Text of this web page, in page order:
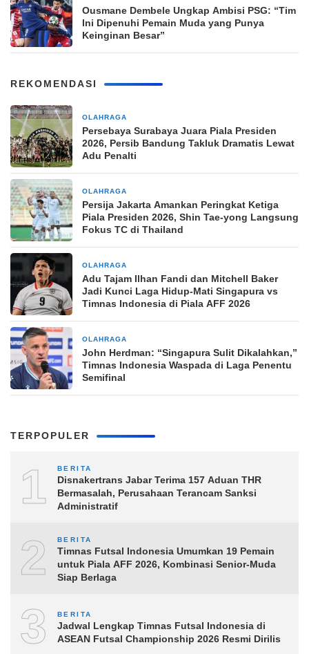
Ousmane Dembele Ungkap Ambisi PSG: “Tim
Ini Dipenuhi Pemain Muda yang Punya
Keinginan Besar”
REKOMENDASI
OLAHRAGA
Persebaya Surabaya Juara Piala Presiden
2026, Persib Bandung Takluk Dramatis Lewat
Adu Penalti
OLAHRAGA
Persija Jakarta Amankan Peringkat Ketiga
Piala Presiden 2026, Shin Tae-yong Langsung
Fokus TC di Thailand
OLAHRAGA
Adu Tajam Ilhan Fandi dan Mitchell Baker
Jadi Kunci Laga Hidup-Mati Singapura vs
Timnas Indonesia di Piala AFF 2026
OLAHRAGA
John Herdman: “Singapura Sulit Dikalahkan,”
Timnas Indonesia Waspada di Laga Penentu
Semifinal
TERPOPULER
1 BERITA
Disnakertrans Jabar Terima 157 Aduan THR
Bermasalah, Perusahaan Terancam Sanksi
Administratif
2 BERITA
Timnas Futsal Indonesia Umumkan 19 Pemain
untuk Piala AFF 2026, Kombinasi Senior-Muda
Siap Berlaga
3 BERITA
Jadwal Lengkap Timnas Futsal Indonesia di
ASEAN Futsal Championship 2026 Resmi Dirilis